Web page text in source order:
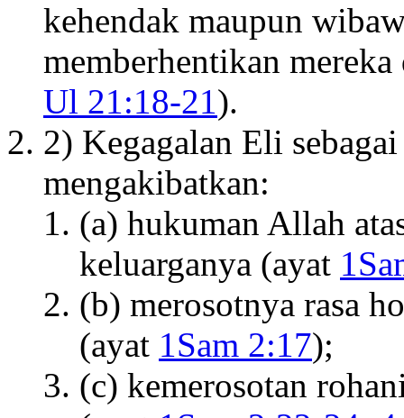
kehendak maupun
memberhentikan
Ul 21:18-21).
2) Kegagalan Eli
mengakibatkan:
(a) hukuman Allah
keluarganya (ayat
(b) merosotnya rasa
(ayat 1Sam 2:17);
(c) kemerosotan